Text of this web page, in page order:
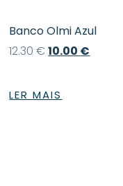
Banco Olmi Azul
12.30€ 10.00 €
LER MAIS